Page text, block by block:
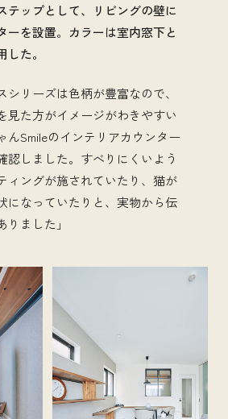
テップとして、リビングの壁に
ーを設置。カラーは室内窓下と
た。
リーズは色柄が豊富なので、
見た方がイメージがわきやすい
んSmileのインテリアカウンター
認しました。すべりにくいよう
ィングが施されていたり、猫が
になっていたりと、実物から伝
ました」